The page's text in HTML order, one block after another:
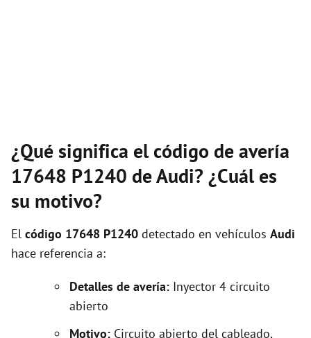
¿Qué significa el código de avería
17648 P1240 de Audi? ¿Cuál es
su motivo?
El código 17648 P1240 detectado en vehículos Audi
hace referencia a:
Detalles de avería: Inyector 4 circuito
abierto
Motivo: Circuito abierto del cableado,